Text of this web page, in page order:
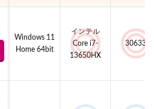
Windows 11
Home 64bit
インテル
Core i7-
13650HX
30633